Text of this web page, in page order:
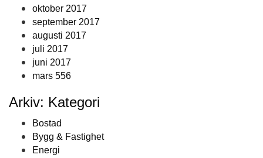
oktober 2017
september 2017
augusti 2017
juli 2017
juni 2017
mars 556
Arkiv: Kategori
Bostad
Bygg & Fastighet
Energi